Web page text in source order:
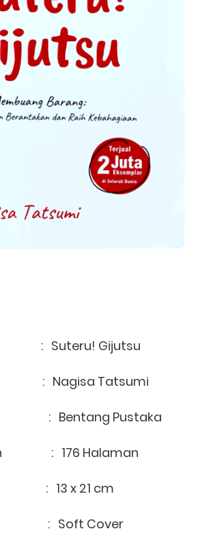
: Suteru! Gijutsu
: Nagisa Tatsumi
: Bentang Pustaka
: 176 Halaman
: 13 x 21 cm
:   Soft Cover